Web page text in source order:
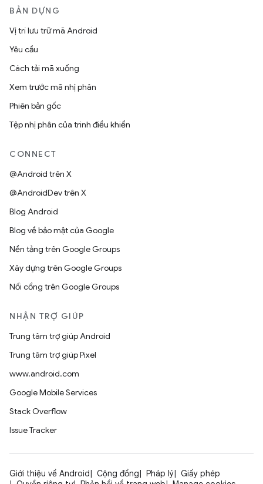
BẢN DỰNG
Vị trí lưu trữ mã Android
Yêu cầu
Cách tải mã xuống
Xem trước mã nhị phân
Phiên bản gốc
Tệp nhị phân của trình điều khiển
CONNECT
@Android trên X
@AndroidDev trên X
Blog Android
Blog về bảo mật của Google
Nền tảng trên Google Groups
Xây dựng trên Google Groups
Nối cổng trên Google Groups
NHẬN TRỢ GIÚP
Trung tâm trợ giúp Android
Trung tâm trợ giúp Pixel
www.android.com
Google Mobile Services
Stack Overflow
Issue Tracker
Giới thiệu về Android Cộng đồng Pháp lý
Giấy phép